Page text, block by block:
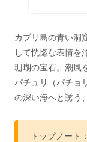
カプリ島の青い洞
して恍惚な表情を
珊瑚の宝石。潮風
パチュリ（パチョ
の深い海へと誘う
トップノート